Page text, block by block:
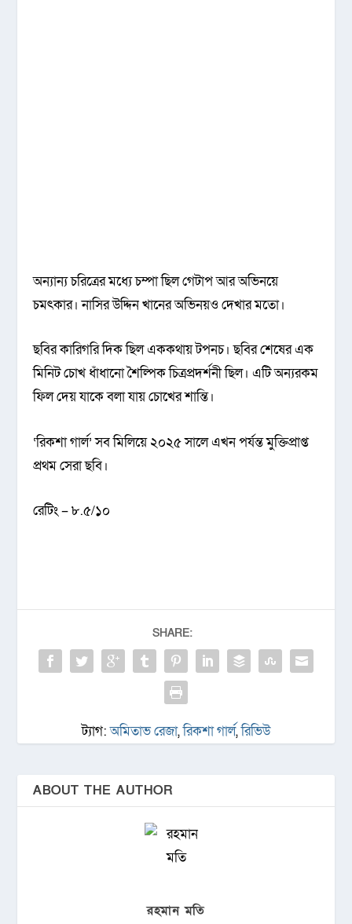
অন্যান্য চরিত্রের মধ্যে চম্পা ছিল গেটাপ আর অভিনয়ে
চমৎকার। নাসির উদ্দিন খানের অভিনয়ও দেখার মতো।
ছবির কারিগরি দিক ছিল এককথায় টপনচ। ছবির শেষের এক
মিনিট চোখ ধাঁধানো শৈল্পিক চিত্রপ্রদর্শনী ছিল। এটি অন্যরকম
ফিল দেয় যাকে বলা যায় চোখের শান্তি।
‘রিকশা গার্ল’ সব মিলিয়ে ২০২৫ সালে এখন পর্যন্ত মুক্তিপ্রাপ্ত
প্রথম সেরা ছবি।
রেটিং – ৮.৫/১০
SHARE:
ট্যাগ:অমিতাভ রেজা,রিকশা গার্ল,রিভিউ
ABOUT THE AUTHOR
রহমান মতি